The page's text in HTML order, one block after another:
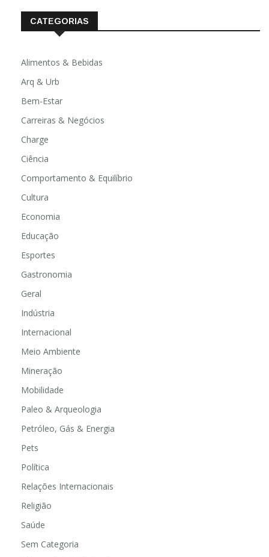
CATEGORIAS
Alimentos & Bebidas
Arq & Urb
Bem-Estar
Carreiras & Negócios
Charge
Ciência
Comportamento & Equilíbrio
Cultura
Economia
Educação
Esportes
Gastronomia
Geral
Indústria
Internacional
Meio Ambiente
Mineração
Mobilidade
Paleo & Arqueologia
Petróleo, Gás & Energia
Pets
Política
Relações Internacionais
Religião
Saúde
Sem Categoria